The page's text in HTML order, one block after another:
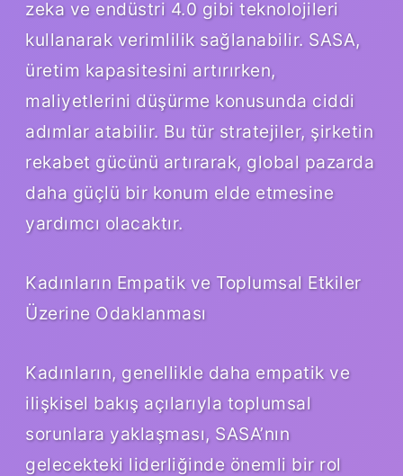
zeka ve endüstri 4.0 gibi teknolojileri
kullanarak verimlilik sağlanabilir. SASA,
üretim kapasitesini artırırken,
maliyetlerini düşürme konusunda ciddi
adımlar atabilir. Bu tür stratejiler, şirketin
rekabet gücünü artırarak, global pazarda
daha güçlü bir konum elde etmesine
yardımcı olacaktır.
Kadınların Empatik ve Toplumsal Etkiler
Üzerine Odaklanması
Kadınların, genellikle daha empatik ve
ilişkisel bakış açılarıyla toplumsal
sorunlara yaklaşması, SASA’nın
gelecekteki liderliğinde önemli bir rol